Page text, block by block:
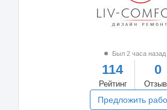
Был 2 часа назад
114
Рейтинг
0
Предложить